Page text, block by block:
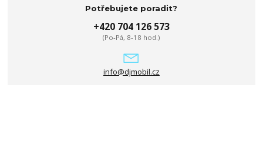
Potřebujete poradit?
+420 704 126 573
(Po-Pá, 8-18 hod.)
info@djmobil.cz